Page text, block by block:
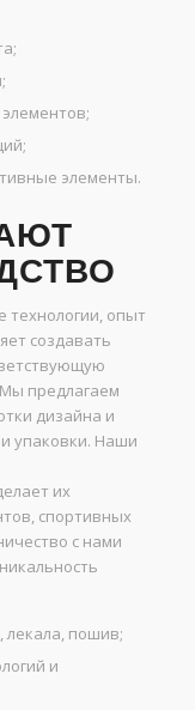
элементы.
опыт
создавать
предлагаем
дизайна и
упаковки. Наши
их
спортивных
с нами
лекала, пошив;
и